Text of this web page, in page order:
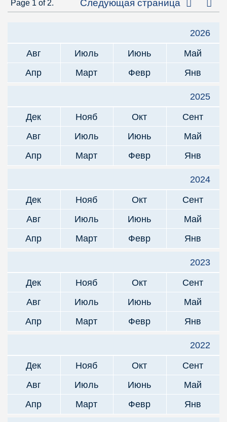
Page 1 of 2. Следующая страница
2026
Авг
Июль Июнь
Май
Апр
Март Февр Янв
2025
Дек
Нояб Окт
Сент
Авг
Июль Июнь
Май
Апр
Март Февр Янв
2024
Дек
Нояб Окт
Сент
Авг
Июль Июнь
Май
Апр
Март Февр Янв
2023
Дек
Нояб Окт
Сент
Авг
Июль Июнь
Май
Апр
Март Февр Янв
2022
Дек
Нояб Окт
Сент
Авг
Июль Июнь
Май
Апр
Март Февр Янв